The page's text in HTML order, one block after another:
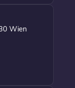
Wien